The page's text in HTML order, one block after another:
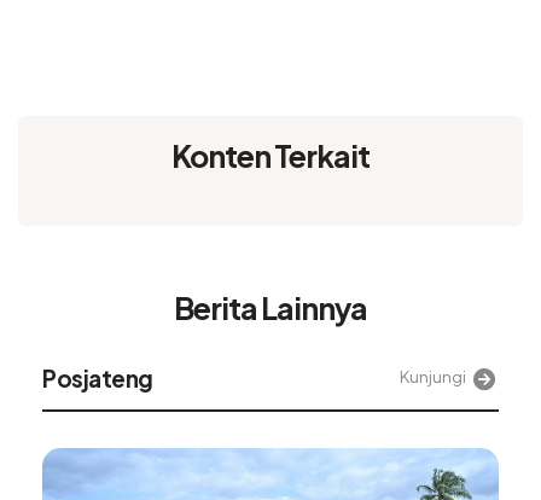
Konten Terkait
Berita Lainnya
Posjateng Kunjungi